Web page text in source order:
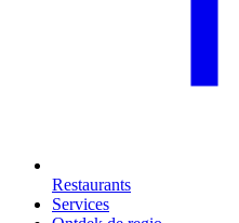
Restaurants
Services